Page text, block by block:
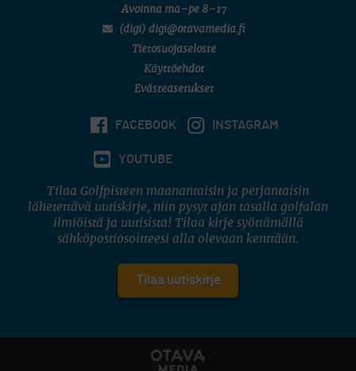
Avoinna ma–pe 8–17
(digi) digi@otavamedia.fi
Tietosuojaseloste
Käyttöehdot
Evästeasetukset
FACEBOOK INSTAGRAM
YOUTUBE
Tilaa Golfpisteen maanantaisin ja perjantaisin
lähetettävä uutiskirje, niin pysyt ajan tasalla golfalan
ilmiöistä ja uutisista! Tilaa kirje syöttämällä
sähköpostiosoitteesi alla olevaan kenttään.
Tilaa uutiskirje